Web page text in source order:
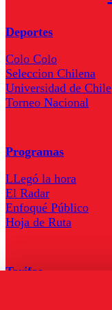
Deportes
Colo Colo
Seleccion Chilena
Universidad de Chile
Torneo Nacional
Programas
LLegó la hora
El Radar
Enfoqué Público
Hoja de Ruta
Tarifas